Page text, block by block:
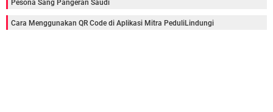
Pesona Sang Pangeran Saudi
Cara Menggunakan QR Code di Aplikasi Mitra PeduliLindungi